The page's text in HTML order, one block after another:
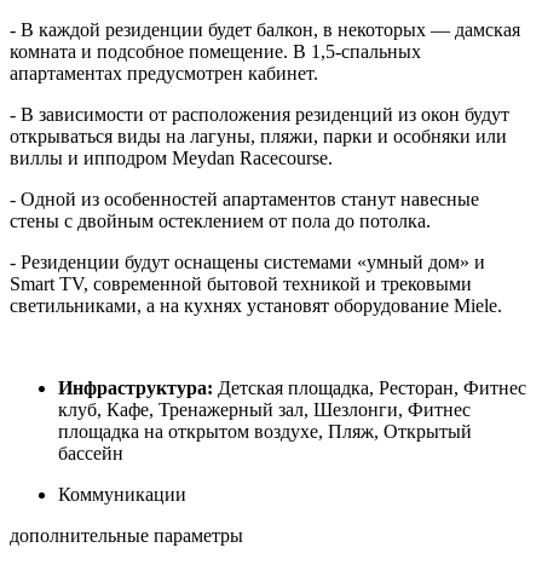
- В каждой резиденции будет балкон, в некоторых — дамская
комната и подсобное помещение. В 1,5-спальных
апартаментах предусмотрен кабинет.
- В зависимости от расположения резиденций из окон будут
открываться виды на лагуны, пляжи, парки и особняки или
виллы и ипподром Meydan Racecourse.
- Одной из особенностей апартаментов станут навесные
стены с двойным остеклением от пола до потолка.
- Резиденции будут оснащены системами «умный дом» и
Smart TV, современной бытовой техникой и трековыми
светильниками, а на кухнях установят оборудование Miele.
Инфраструктура: Детская площадка, Ресторан, Фитнес
клуб, Кафе, Тренажерный зал, Шезлонги, Фитнес
площадка на открытом воздухе, Пляж, Открытый
бассейн
Коммуникации
дополнительные параметры